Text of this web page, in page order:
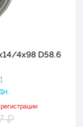
4x98 D58.6
₽